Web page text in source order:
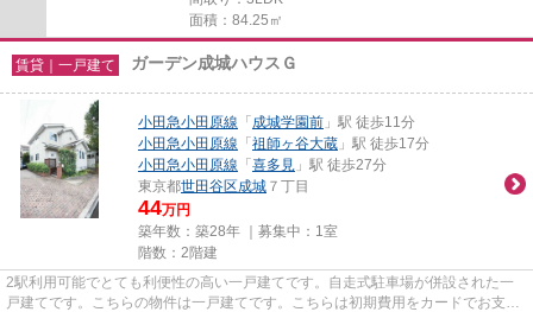
面積：84.25㎡
賃貸｜一戸建て ガーデン成城ハウスＧ
小田急小田原線 「成城学園前 」駅 徒歩11分
小田急小田原線 「祖師ヶ谷大蔵 」駅 徒歩17分
小田急小田原線 「喜多見 」駅 徒歩27分
東京都世田谷区成城 ７丁目
44万円
築年数：築28年 ｜募集中： 1室
階数：2階建
2駅利用可能でとても利便性の高い一戸建てです。自走式駐車場が併設された一
戸建てです。こちらの物件は一戸建てです。こちらは初期費用をカードでお支払